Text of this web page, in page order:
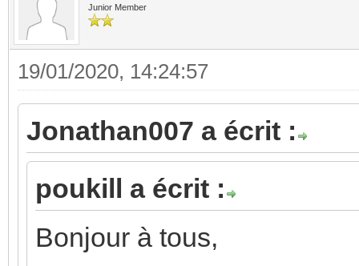
Junior Member
19/01/2020, 14:24:57
Jonathan007 a écrit :
poukill a écrit :
Bonjour à tous,